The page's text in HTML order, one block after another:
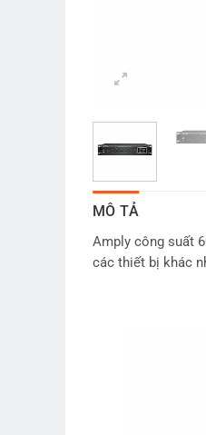
MÔ TẢ
Amply công suất
các thiết bị khác